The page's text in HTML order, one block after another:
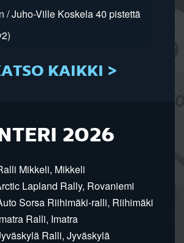
/ Juho-Ville Koskela 40 pistettä
KAIKKI >
2026
Mikkeli, Mikkeli
Lapland Rally, Rovaniemi
Sorsa Riihimäki-ralli, Riihimäki
Ralli, Imatra
Ralli, Jyväskylä